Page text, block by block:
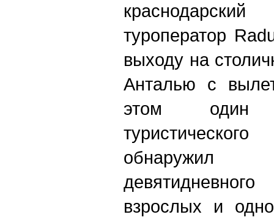
туроператор
выходу на
Анталью с
этом один
взрослых и